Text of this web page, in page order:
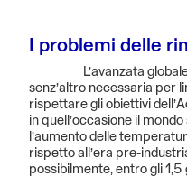
I problemi delle
L’avanzata
senz’altro necessaria per
rispettare gli obiettivi
in quell’occasione il
l’aumento delle
rispetto all’era pre-
possibilmente, entro gli 1,5